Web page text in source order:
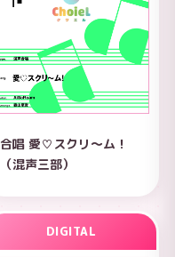
合唱 愛♡スクリ～ム！
（混声三部）
DIGITAL